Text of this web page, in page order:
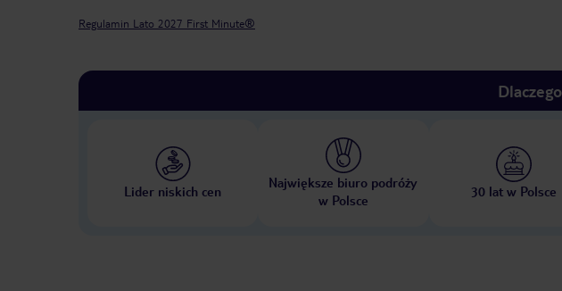
Regulamin Lato 2027 First Minute®
Lider niskich cen
Największe biuro podróży
w Polsce
30 lat w Polsce